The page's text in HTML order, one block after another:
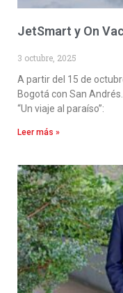
JetSmart y On
3 octubre, 2025
A partir del 15 de
Bogotá con San
“Un viaje al paraíso”:
Leer más »